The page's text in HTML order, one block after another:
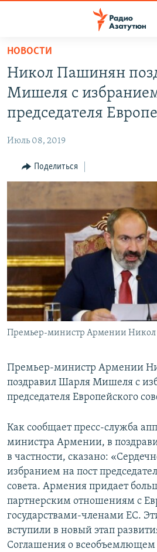
Перейти
основному
содержанию
основной
Перейти
ЭКОНОМИКА
РЕГИОН
НАГОРНЫЙ КАРАБАХ
КУЛЬТУРА
АРХИВ
Հայերեն
English
Русский
НОВОСТИ
Никол Пашинян
Мишеля с
председателя
Июль 08, 2019
Поделиться
Премьер-министр Армении
Премьер-министр Армении
поздравил Шарля Мишеля с
председателя Европейского
Как сообщает пресс-служба
министра Армении, в
в частности, сказано:
избранием на пост
совета. Армения придает
партнерским отношениям с
государствами-членами ЕС.
вступили в новый этап
Соглашения о